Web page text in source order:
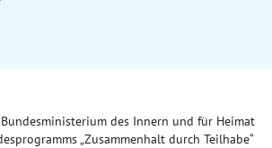
des Innern und für Heimat
„Zusammenhalt durch Teilhabe“